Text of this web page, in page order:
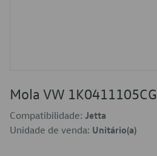
Mola VW 1K0411105CG
Compatibilidade: Jetta
Unidade de venda: Unitário(a)